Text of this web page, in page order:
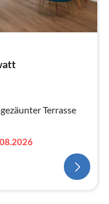
Terrasse